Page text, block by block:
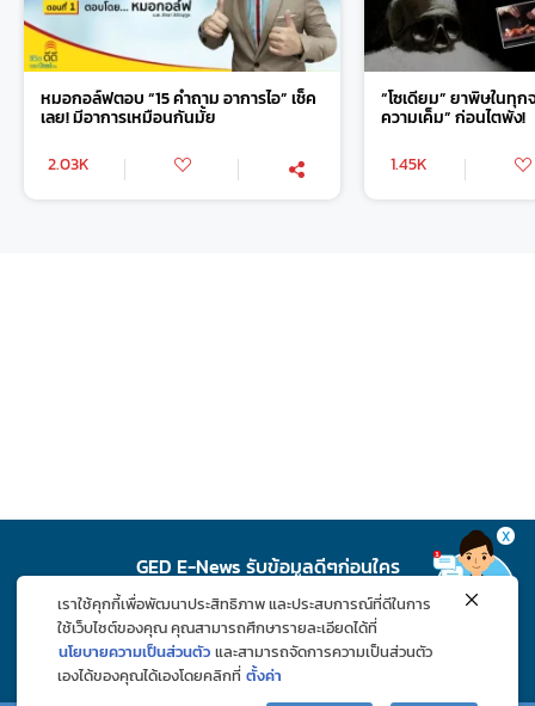
หมอกอล์ฟตอบ “15 คำถาม อาการไอ” เช็ค
เลย! มีอาการเหมือนกันมั้ย
2.03K
“โซเดียม” ยาพิษในทุ
ความเค็ม” ก่อนไตพัง!
1.45K
GED E-News รับข้อมูลดีๆก่อนใคร
X
เราใช้คุกกี้เพื่อพัฒนาประสิทธิภาพ และประสบการณ์ที่ดีในการ
ใช้เว็บไซต์ของคุณ คุณสามารถศึกษารายละเอียดได้ที่
นโยบายความเป็นส่วนตัว และสามารถจัดการความเป็นส่วนตัว
เองได้ของคุณได้เองโดยคลิกที่ ตั้งค่า